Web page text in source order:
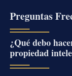
Preguntas
¿Qué debo
propiedad